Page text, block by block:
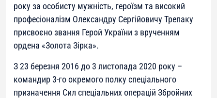
року за особисту мужність, героїзм та високий
професіоналізм Олександру Сергійовичу Трепаку
присвоєно звання Герой України з врученням
ордена «Золота Зірка».
З 23 березня 2016 до 3 листопада 2020 року –
командир 3-го окремого полку спеціального
призначення Сил спеціальних операцій Збройних